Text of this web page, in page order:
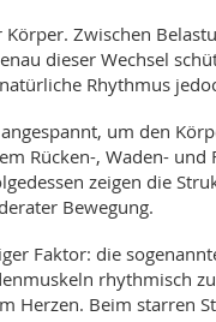
Zwischen
dieser Wechsel
Rhythmus
um den
Rücken-, Waden-
zeigen die
Bewegung.
Faktor: die
rhythmisch
Herzen. Beim starren